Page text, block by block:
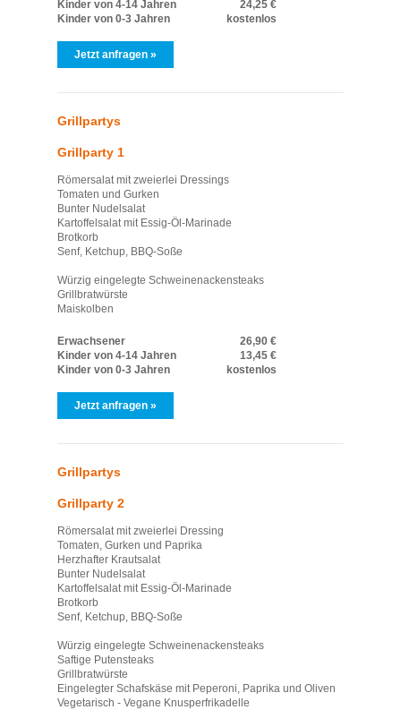
Kinder von 4-14 Jahren
24,25 €
Kinder von 0-3 Jahren
kostenlos
Jetzt anfragen »
Grillpartys
Grillparty 1
Römersalat mit zweierlei Dressings
Tomaten und Gurken
Bunter Nudelsalat
Kartoffelsalat mit Essig-Öl-Marinade
Brotkorb
Senf, Ketchup, BBQ-Soße
Würzig eingelegte Schweinenackensteaks
Grillbratwürste
Maiskolben
Erwachsener
26,90 €
Kinder von 4-14 Jahren
13,45 €
Kinder von 0-3 Jahren
kostenlos
Jetzt anfragen »
Grillpartys
Grillparty 2
Römersalat mit zweierlei Dressing
Tomaten, Gurken und Paprika
Herzhafter Krautsalat
Bunter Nudelsalat
Kartoffelsalat mit Essig-Öl-Marinade
Brotkorb
Senf, Ketchup, BBQ-Soße
Würzig eingelegte Schweinenackensteaks
Saftige Putensteaks
Grillbratwürste
Eingelegter Schafskäse mit Peperoni, Paprika und Oliven
Vegetarisch - Vegane Knusperfrikadelle